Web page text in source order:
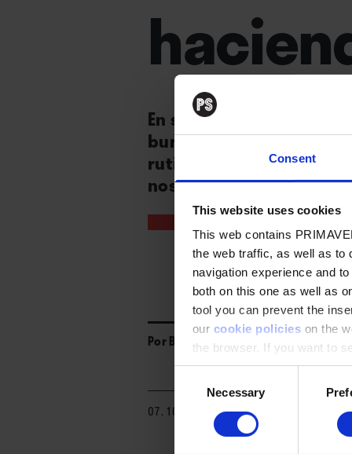
Consent
This website uses cookies
This web contains
the web traffic, as well as to
navigation experience and
both on this one as well as
tool you can prevent the
our cookie policies on the
the browser. If you want to
appear again
SelectionNecessary
En su nuevo libro,
burocracias que no
rutinas turbocapitalistas
nosotros mismos.
PorBrenda Chávez
07. 10. 2024